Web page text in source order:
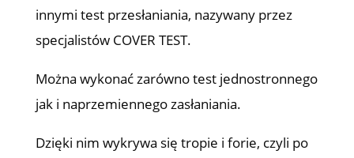
innymi test przesłaniania, nazywany przez
specjalistów COVER TEST.
Można wykonać zarówno test jednostronnego
jak i naprzemiennego zasłaniania.
Dzięki nim wykrywa się tropie i forie, czyli po